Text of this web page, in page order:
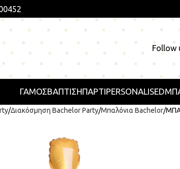
Follow
ΓΑΜΟΣΒΑΠΤΙΣΗΠΆΡΤΙPERSONALISED
Διακόσμηση Bachelor Party Μπαλόνια Bachelor